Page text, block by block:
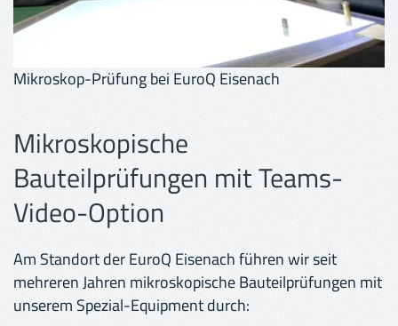
Mikroskop-Prüfung bei EuroQ Eisenach
Mikroskopische
Bauteilprüfungen mit Teams-
Video-Option
Am Standort der EuroQ Eisenach führen wir seit
mehreren Jahren mikroskopische Bauteilprüfungen mit
unserem Spezial-Equipment durch: